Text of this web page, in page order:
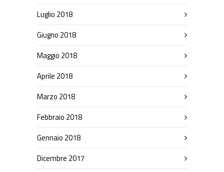
Luglio 2018
Giugno 2018
Maggio 2018
Aprile 2018
Marzo 2018
Febbraio 2018
Gennaio 2018
Dicembre 2017